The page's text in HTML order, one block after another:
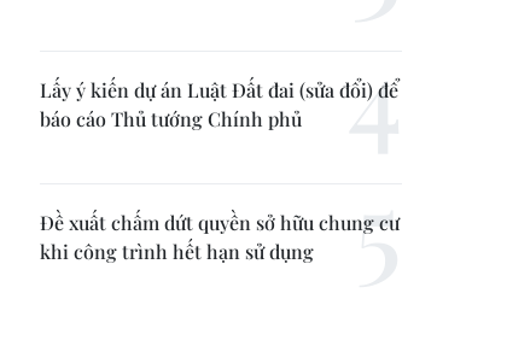
Lấy ý kiến dự án Luật Đất đai (sửa đổi) để
báo cáo Thủ tướng Chính phủ
Đề xuất chấm dứt quyền sở hữu chung cư
khi công trình hết hạn sử dụng